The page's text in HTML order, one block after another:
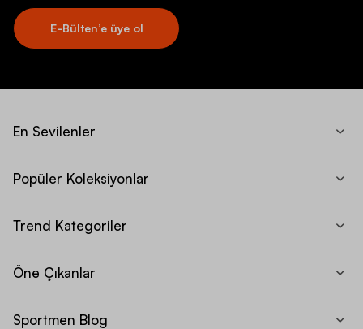
E-Bülten’e üye ol
En Sevilenler
Popüler Koleksiyonlar
Trend Kategoriler
Öne Çıkanlar
Sportmen Blog